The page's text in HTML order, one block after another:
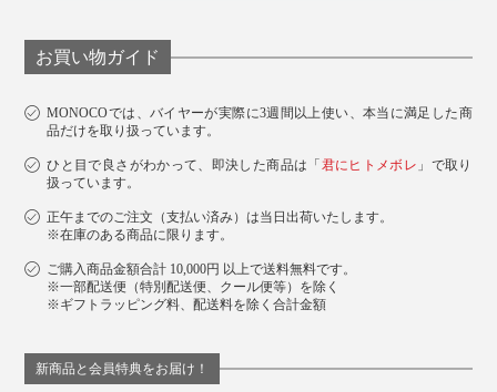
お買い物ガイド
MONOCOでは、バイヤーが実際に3週間以上使い、本当に満足した商
品だけを取り扱っています。
ひと目で良さがわかって、即決した商品は「 君にヒトメボレ 」で取り
扱っています。
正午までのご注文（支払い済み）は当日出荷いたします。
※在庫のある商品に限ります。
ご購入商品金額合計 10,000円 以上で送料無料です。
※一部配送便（特別配送便、クール便等）を除く
※ギフトラッピング料、配送料を除く合計金額
新商品と会員特典をお届け！